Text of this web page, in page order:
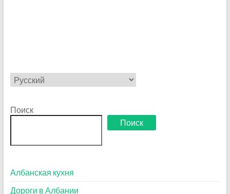
Выбрать
язык
Поиск
Поиск
Албанская кухня
Дороги в Албании